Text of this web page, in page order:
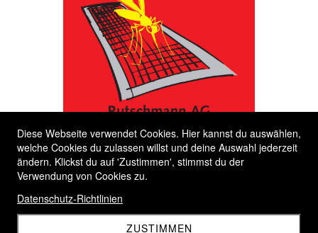
Diese Webseite verwendet Cookies. Hier kannst du auswählen,
welche Cookies du zulassen willst und deine Auswahl jederzeit
ändern. Klickst du auf 'Zustimmen', stimmst du der
Verwendung von Cookies zu.
Datenschutz-Richtlinien
ZUSTIMMEN